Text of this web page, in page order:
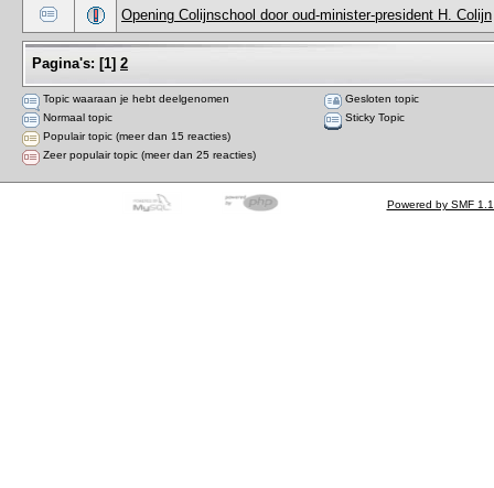
Opening Colijnschool door oud-minister-president H. Colijn
Pagina's: [1] 2
Topic waaraan je hebt deelgenomen
Normaal topic
Populair topic (meer dan 15 reacties)
Zeer populair topic (meer dan 25 reacties)
Gesloten topic
Sticky Topic
Powered by SMF